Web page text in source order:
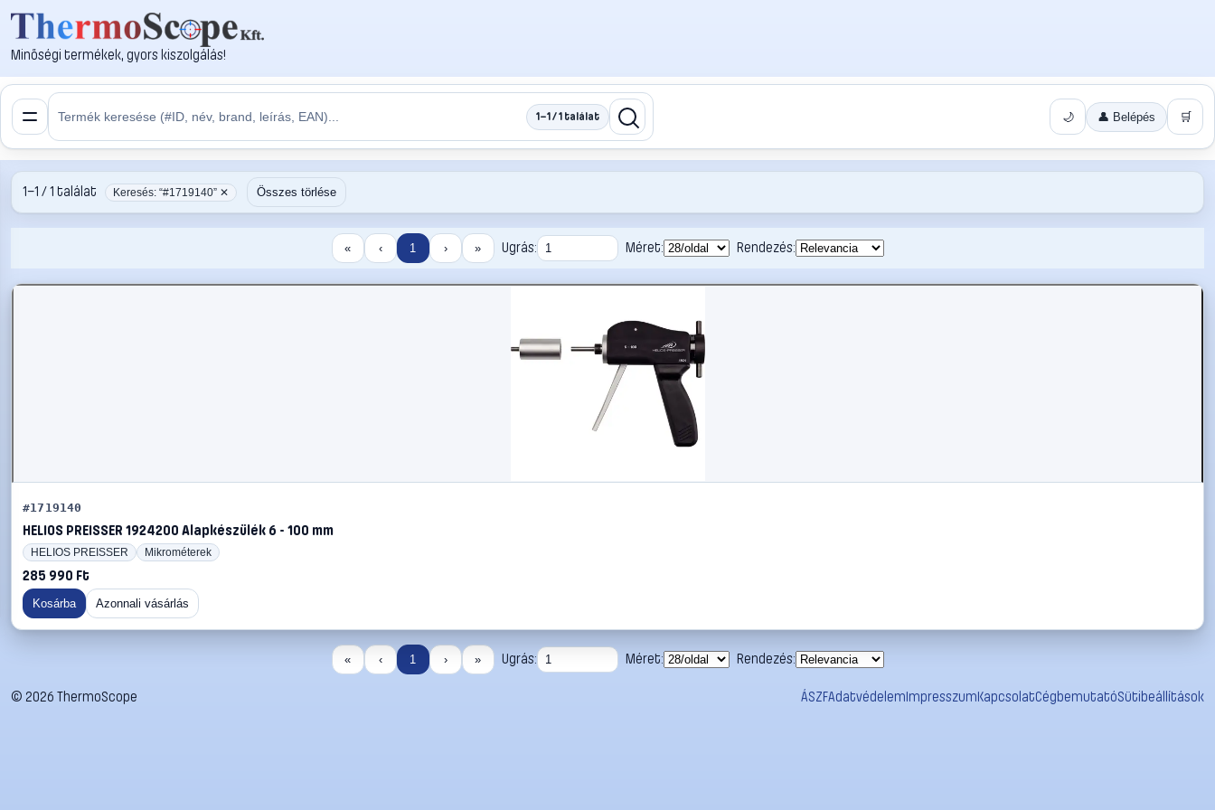
Minőségi termékek, gyors kiszolgálás!
1–1 / 1 találat 🌙 👤 Belépés 🛒
1–1 / 1 találat Keresés: “#1719140” ✕ Összes törlése
« ‹ 1 › » Ugrás: Méret: Rendezés:
#1719140
HELIOS PREISSER 1924200 Alapkészülék 6 - 100 mm
HELIOS PREISSER Mikrométerek
285 990 Ft
Kosárba Azonnali vásárlás
« ‹ 1 › » Ugrás: Méret: Rendezés:
© 2026 ThermoScope ÁSZFAdatvédelemImpresszumKapcsolatCégbemutatóSütibeállítások